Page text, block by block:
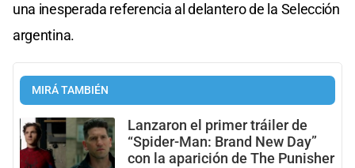
una inesperada referencia al delantero de la Selección
argentina.
MIRÁ TAMBIÉN
Lanzaron el primer tráiler de
“Spider-Man: Brand New Day”
con la aparición de The Punisher